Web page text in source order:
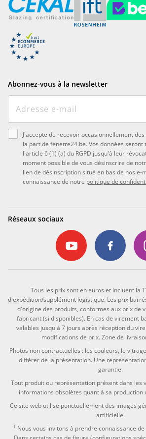
Abonnez-vous à la newsletter
J'accepte de recevoir occasionnellement
la part de fenetre24.be. Vos données
l'article 6 (1) (a) du RGPD jusqu'à leur
moment possible de vous désinscrire de
lien de désinscription situé en bas de nos e-
connaissance de notre politique de
Réseaux sociaux
Tous les prix sont en euros et incluent la
d'expédition/supplément logistique. Les prix
d'origine des produits, conformes aux prix de
fabricant (si disponibles). En cas de virement
valables jusqu'à 7 jours après réception du
modifications de prix. Zone de
Photos non contractuelles : les couleurs, le
différer de la présentation. Une
garantie.
Tout produit ou représentation présent dans les
informations obsolètes quant à sa production
Ce site web utilise ponctuellement des images
artificielle.
1 Nous vous invitons à prendre connaissance de